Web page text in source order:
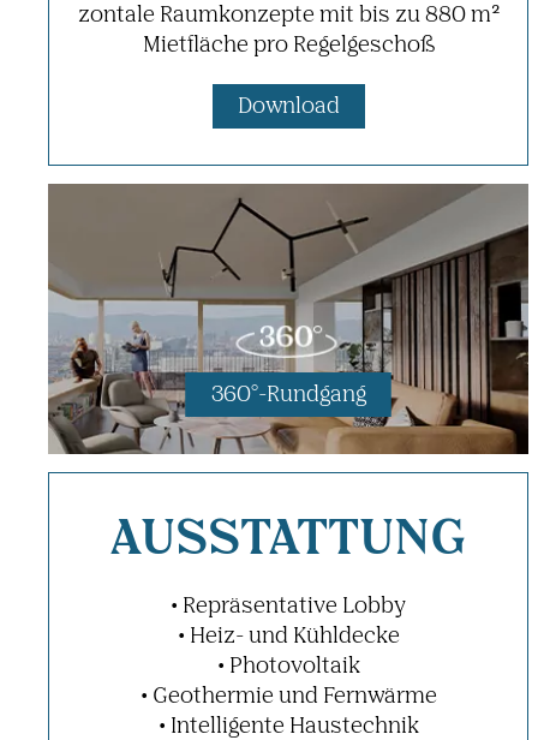
zon­tale Raum­kon­zepte mit bis zu 880 m²
Miet­fläche pro Regel­ge­schoß
Down­load
360°-Rund­gang
AUSSTAT­TUNG
• Reprä­sen­ta­tive Lobby
• Heiz- und Kühl­decke
• Photo­vol­taik
• Geothermie und Fern­wärme
• Intel­li­gente Haus­technik